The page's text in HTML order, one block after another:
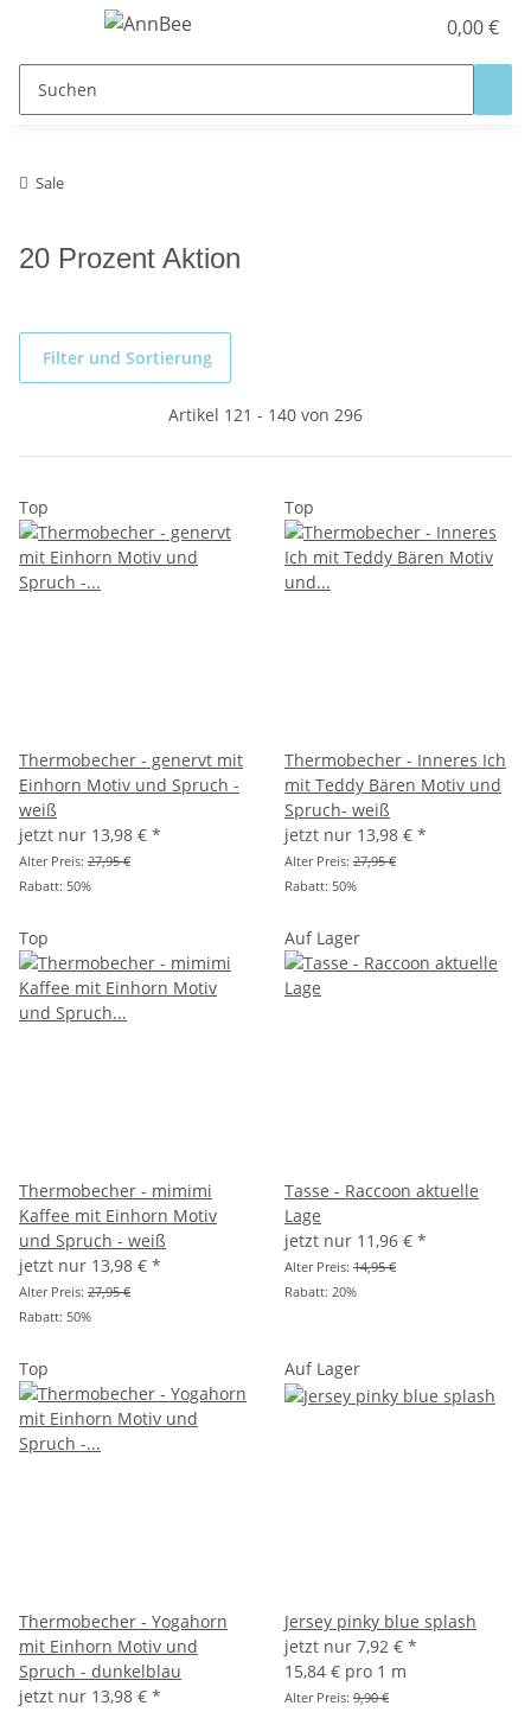
0,00 €
Sale
20 Prozent Aktion
Filter und Sortierung
Artikel 121 - 140 von 296
Top
Thermobecher - genervt mit
Einhorn Motiv und Spruch -
weiß
jetzt nur 13,98 € *
Alter Preis: 27,95 €
Rabatt: 50%
Top
Thermobecher - Inneres Ich
mit Teddy Bären Motiv und
Spruch- weiß
jetzt nur 13,98 € *
Alter Preis: 27,95 €
Rabatt: 50%
Top
Thermobecher - mimimi
Kaffee mit Einhorn Motiv
und Spruch - weiß
jetzt nur 13,98 € *
Alter Preis: 27,95 €
Rabatt: 50%
Auf Lager
Tasse - Raccoon aktuelle
Lage
jetzt nur 11,96 € *
Alter Preis: 14,95 €
Rabatt: 20%
Top
Thermobecher - Yogahorn
mit Einhorn Motiv und
Spruch - dunkelblau
jetzt nur 13,98 € *
Auf Lager
Jersey pinky blue splash
jetzt nur 7,92 € *
15,84 € pro 1 m
Alter Preis: 9,90 €